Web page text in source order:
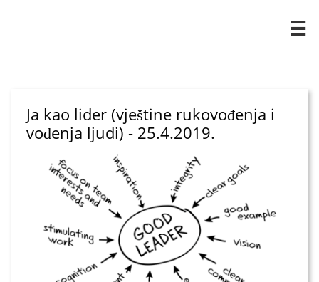

Ja kao lider (vještine rukovođenja i
vođenja ljudi) - 25.4.2019.